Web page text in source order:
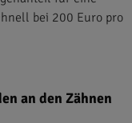
bei 200 Euro pro
an den Zähnen